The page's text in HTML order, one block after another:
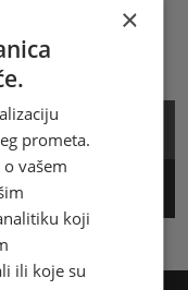
posao.
×
prometa.
vašem
koji
ili koje su